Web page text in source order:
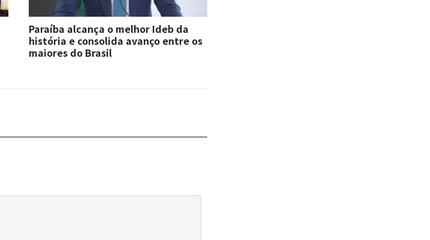
Paraíba alcança o melhor Ideb da
história e consolida avanço entre os
maiores do Brasil